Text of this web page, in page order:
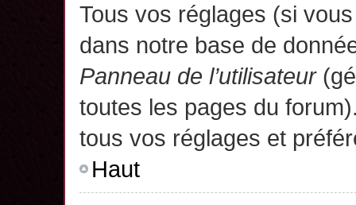
Tous vos réglages (si
dans notre base de
Panneau de l’utilisateur
toutes les pages du
tous vos réglages et
Haut